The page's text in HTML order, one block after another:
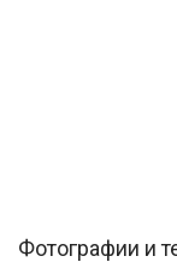
Фотографии и